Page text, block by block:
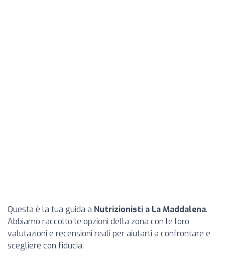
Questa è la tua guida a Nutrizionisti a La Maddalena.
Abbiamo raccolto le opzioni della zona con le loro
valutazioni e recensioni reali per aiutarti a confrontare e
scegliere con fiducia.